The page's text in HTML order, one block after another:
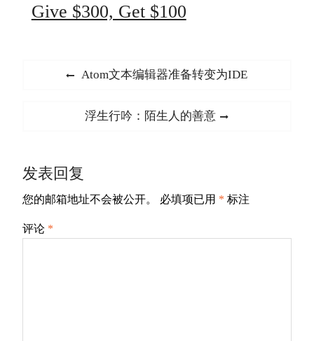
Give $300, Get $100
Previous
Atom文本编辑器准备转变为IDE
Next
浮生行吟：陌生人的善意
发表回复
您的邮箱地址不会被公开。 必填项已用 * 标注
评论 *